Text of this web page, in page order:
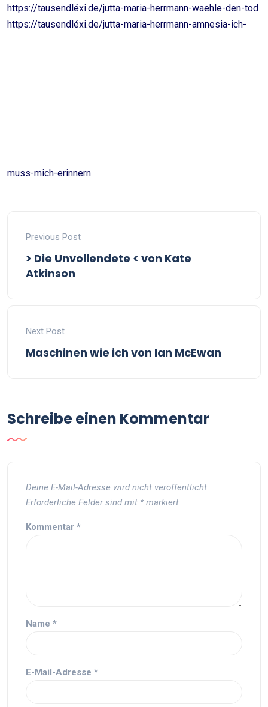
https://tausendléxi.de/jutta-maria-herrmann-waehle-den-tod
https://tausendléxi.de/jutta-maria-herrmann-amnesia-ich-
muss-mich-erinnern
Previous Post
> Die Unvollendete < von Kate
Atkinson
Next Post
Maschinen wie ich von Ian McEwan
Schreibe einen Kommentar
Deine E-Mail-Adresse wird nicht veröffentlicht.
Erforderliche Felder sind mit *markiert
Kommentar *
Name *
E-Mail-Adresse *